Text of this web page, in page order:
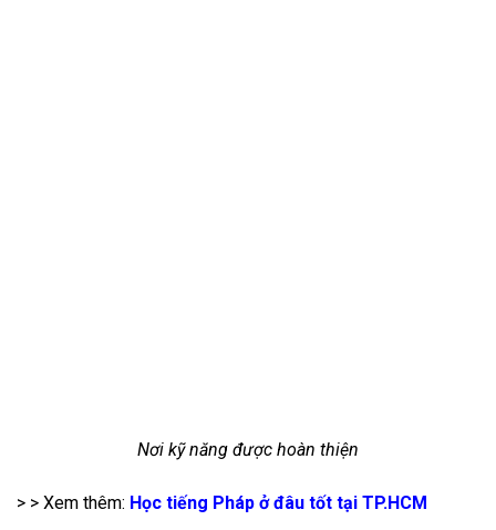
Nơi kỹ năng được hoàn thiện
> > Xem thêm: Học tiếng Pháp ở đâu tốt tại TP.HCM